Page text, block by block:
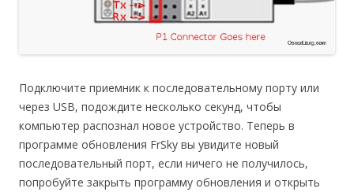
Подключите приемник к последовательному порту или
через USB, подождите несколько секунд, чтобы
компьютер распознал новое устройство. Теперь в
программе обновления FrSky вы увидите новый
последовательный порт, если ничего не получилось,
попробуйте закрыть программу обновления и открыть